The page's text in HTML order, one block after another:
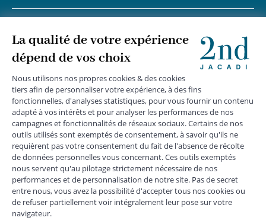
MENTIONS LÉGALES
DONNÉES PERSONNELLES
*Livraison express gratuite en point relais dès 59 € et à domicile dès 150
€ vers la France Métropolitaine
Les données collectées par la société JACADI, responsable
du traitement, sont nécessaires à l'envoi de newsletters, à la
création de compte, pour le traitement, le suivi et la livraison
de votre commande, ainsi que pour le suivi de votre
adhésion au programme fidélité. Conformément au
Règlement Européen 2016/679 du 27 avril 2016 sur la
protection des données personnelles, vous bénéficiez d'un